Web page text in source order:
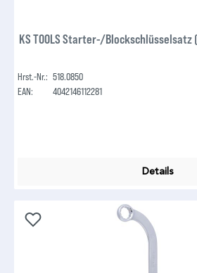
KS TOOLS Starter-/Blockschlüsselsatz
Hrst.-Nr.: 518.0850
EAN:
4042146112281
Details